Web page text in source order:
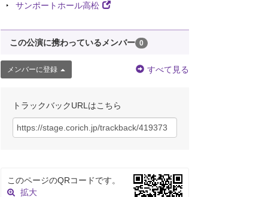
サンポートホール高松
この公演に携わっているメンバー 0
メンバーに登録 すべて見る
トラックバックURLはこちら
このページのQRコードです。
拡大